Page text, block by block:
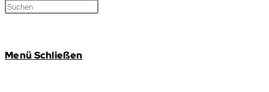
Menü Schließen